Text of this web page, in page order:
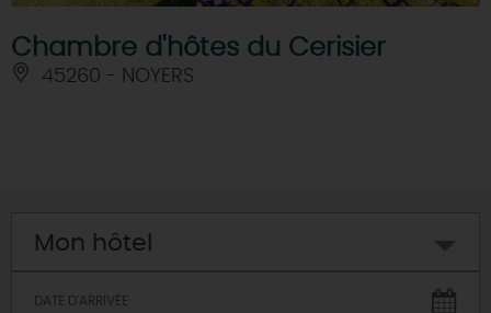
Chambre d'hôtes du Cerisier
45260 - NOYERS
Mon hôtel